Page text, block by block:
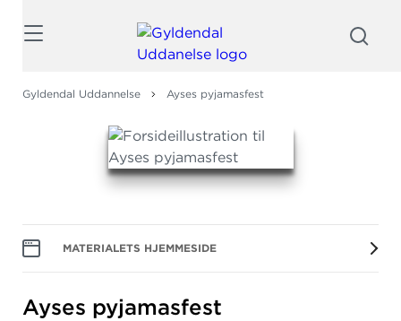
Gyldendal Uddannelse Ayses pyjamasfest
MATERIALETS HJEMMESIDE
Ayses pyjamasfest